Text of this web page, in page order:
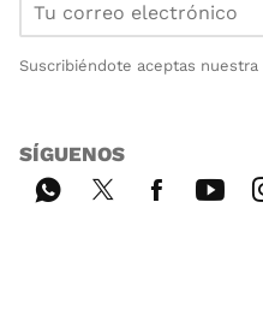
Suscribiéndote aceptas nuestra
SÍGUENOS